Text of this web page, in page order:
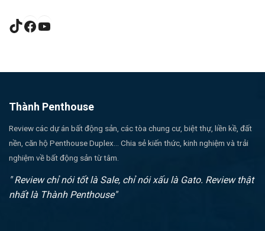
TikTok
Facebook
Thành Penthouse
Review các dự án bất động sản, các tòa chung cư, biệt thự, liền kề, đất
nền, căn hộ Penthouse Duplex... Chia sẻ kiến thức, kinh nghiệm và trải
nghiệm về bất động sản từ tâm.
" Review chỉ nói tốt là Sale, chỉ nói xấu là Gato. Review thật
nhất là Thành Penthouse"